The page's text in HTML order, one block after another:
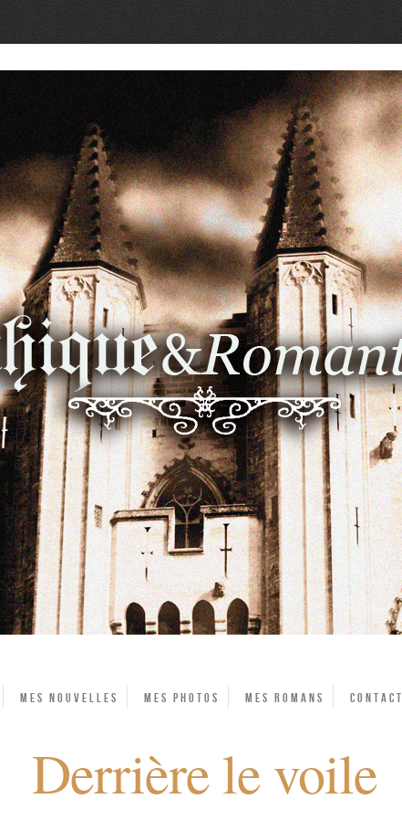
Mes Nouvelles Mes photos Mes Romans Contact
Derrière le voile